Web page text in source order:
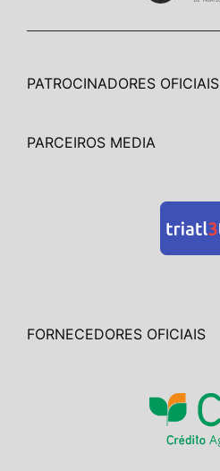
PATROCINADORES OFICIAIS
PARCEIROS MEDIA
FORNECEDORES OFICIAIS